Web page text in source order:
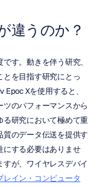
違うのか？
す。動きを伴う研究、
を目指す研究にとっ
Xを使用すると、
のパフォーマンスから
研究において極めて重
のデータ伝送を提供す
にする必要はありませ
が、ワイヤレスデバイ
レイン・コンピュータ